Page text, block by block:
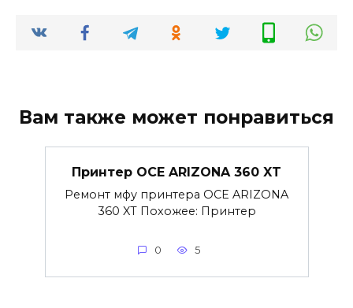
Вам также может понравиться
Принтер OCE ARIZONA 360 XT
Ремонт мфу принтера OCE ARIZONA
360 XT Похожее: Принтер
0 5